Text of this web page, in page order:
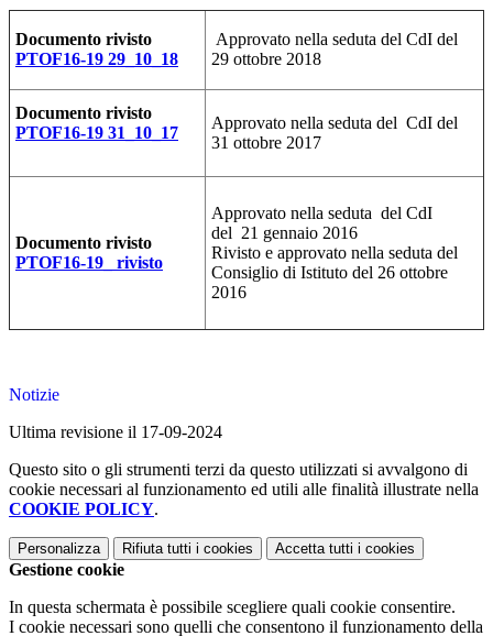
Documento rivisto
PTOF16-19 29_10_18
Approvato nella seduta del CdI del
29 ottobre 2018
Documento rivisto
PTOF16-19 31_10_17
Approvato nella seduta del CdI del
31 ottobre 2017
Documento rivisto
PTOF16-19_ rivisto
Approvato nella seduta del CdI
del 21 gennaio 2016
Rivisto e approvato nella seduta del
Consiglio di Istituto del 26 ottobre
2016
Notizie
Ultima revisione il 17-09-2024
Questo sito o gli strumenti terzi da questo utilizzati si avvalgono di
cookie necessari al funzionamento ed utili alle finalità illustrate nella
COOKIE POLICY.
Personalizza Rifiuta tutti i cookies Accetta tutti i cookies
Gestione cookie
In questa schermata è possibile scegliere quali cookie consentire.
I cookie necessari sono quelli che consentono il funzionamento della